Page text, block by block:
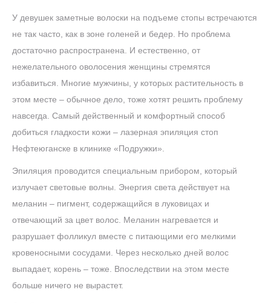
У девушек заметные волоски на подъеме стопы встречаются
не так часто, как в зоне голеней и бедер. Но проблема
достаточно распространена. И естественно, от
нежелательного оволосения женщины стремятся
избавиться. Многие мужчины, у которых растительность в
этом месте – обычное дело, тоже хотят решить проблему
навсегда. Самый действенный и комфортный способ
добиться гладкости кожи – лазерная эпиляция стоп
Нефтеюганске в клинике «Подружки».
Эпиляция проводится специальным прибором, который
излучает световые волны. Энергия света действует на
меланин – пигмент, содержащийся в луковицах и
отвечающий за цвет волос. Меланин нагревается и
разрушает фолликул вместе с питающими его мелкими
кровеносными сосудами. Через несколько дней волос
выпадает, корень – тоже. Впоследствии на этом месте
больше ничего не вырастет.